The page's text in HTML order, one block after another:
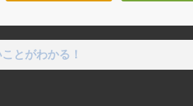
とがわかる！